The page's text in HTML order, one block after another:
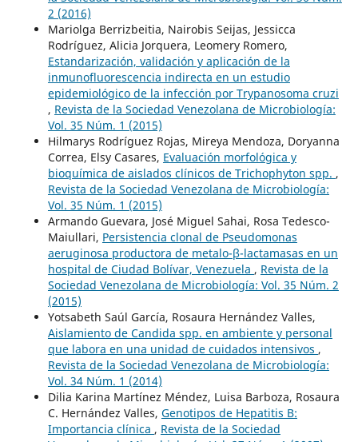
2 (2016)
Mariolga Berrizbeitia, Nairobis Seijas, Jessicca
Rodríguez, Alicia Jorquera, Leomery Romero,
Estandarización, validación y aplicación de la
inmunofluorescencia indirecta en un estudio
epidemiológico de la infección por Trypanosoma cruzi
, Revista de la Sociedad Venezolana de Microbiología:
Vol. 35 Núm. 1 (2015)
Hilmarys Rodríguez Rojas, Mireya Mendoza, Doryanna
Correa, Elsy Casares, Evaluación morfológica y
bioquímica de aislados clínicos de Trichophyton spp. ,
Revista de la Sociedad Venezolana de Microbiología:
Vol. 35 Núm. 1 (2015)
Armando Guevara, José Miguel Sahai, Rosa Tedesco-
Maiullari, Persistencia clonal de Pseudomonas
aeruginosa productora de metalo-β-lactamasas en un
hospital de Ciudad Bolívar, Venezuela , Revista de la
Sociedad Venezolana de Microbiología: Vol. 35 Núm. 2
(2015)
Yotsabeth Saúl García, Rosaura Hernández Valles,
Aislamiento de Candida spp. en ambiente y personal
que labora en una unidad de cuidados intensivos ,
Revista de la Sociedad Venezolana de Microbiología:
Vol. 34 Núm. 1 (2014)
Dilia Karina Martínez Méndez, Luisa Barboza, Rosaura
C. Hernández Valles, Genotipos de Hepatitis B:
Importancia clínica , Revista de la Sociedad